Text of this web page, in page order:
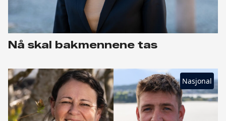
Nå skal bakmennene tas
Nasjonal